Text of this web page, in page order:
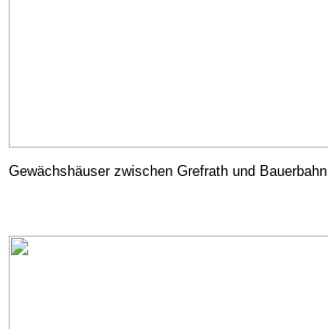
Gewächshäuser zwischen Grefrath und Bauerbahn